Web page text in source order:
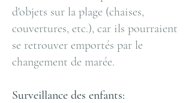
d'objets sur la plage (chaises,
couvertures, etc.), car ils pourraient
se retrouver emportés par le
changement de marée.
Surveillance des enfants: